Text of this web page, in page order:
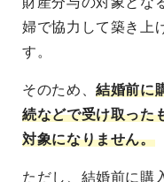
婦で協力して築き上
す。
そのため、結婚前に
続などで受け取った
対象になりません。
ただし、結婚前に購